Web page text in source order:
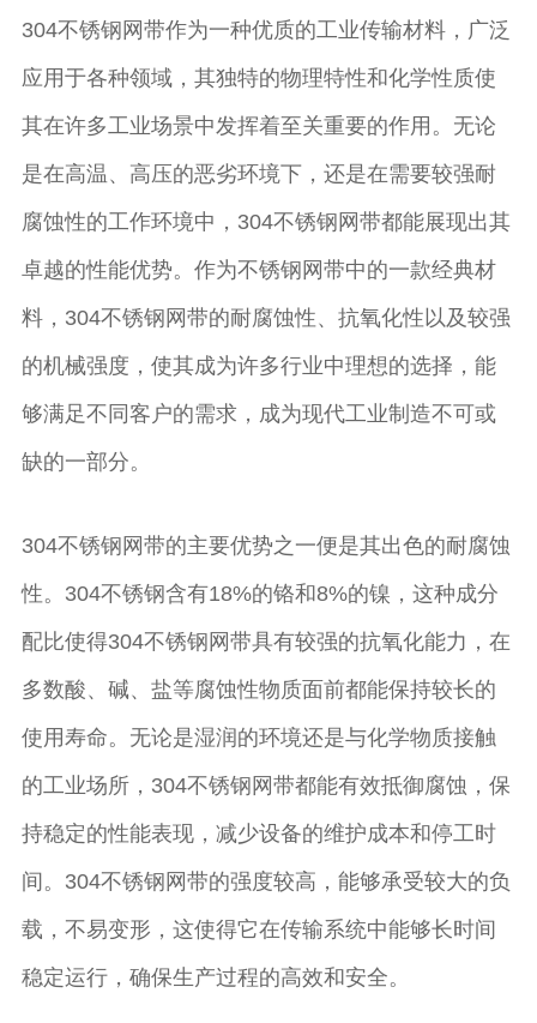
304不锈钢网带作为一种优质的工业传输材料，广泛
应用于各种领域，其独特的物理特性和化学性质使
其在许多工业场景中发挥着至关重要的作用。无论
是在高温、高压的恶劣环境下，还是在需要较强耐
腐蚀性的工作环境中，304不锈钢网带都能展现出其
卓越的性能优势。作为不锈钢网带中的一款经典材
料，304不锈钢网带的耐腐蚀性、抗氧化性以及较强
的机械强度，使其成为许多行业中理想的选择，能
够满足不同客户的需求，成为现代工业制造不可或
缺的一部分。
304不锈钢网带的主要优势之一便是其出色的耐腐蚀
性。304不锈钢含有18%的铬和8%的镍，这种成分
配比使得304不锈钢网带具有较强的抗氧化能力，在
多数酸、碱、盐等腐蚀性物质面前都能保持较长的
使用寿命。无论是湿润的环境还是与化学物质接触
的工业场所，304不锈钢网带都能有效抵御腐蚀，保
持稳定的性能表现，减少设备的维护成本和停工时
间。304不锈钢网带的强度较高，能够承受较大的负
载，不易变形，这使得它在传输系统中能够长时间
稳定运行，确保生产过程的高效和安全。